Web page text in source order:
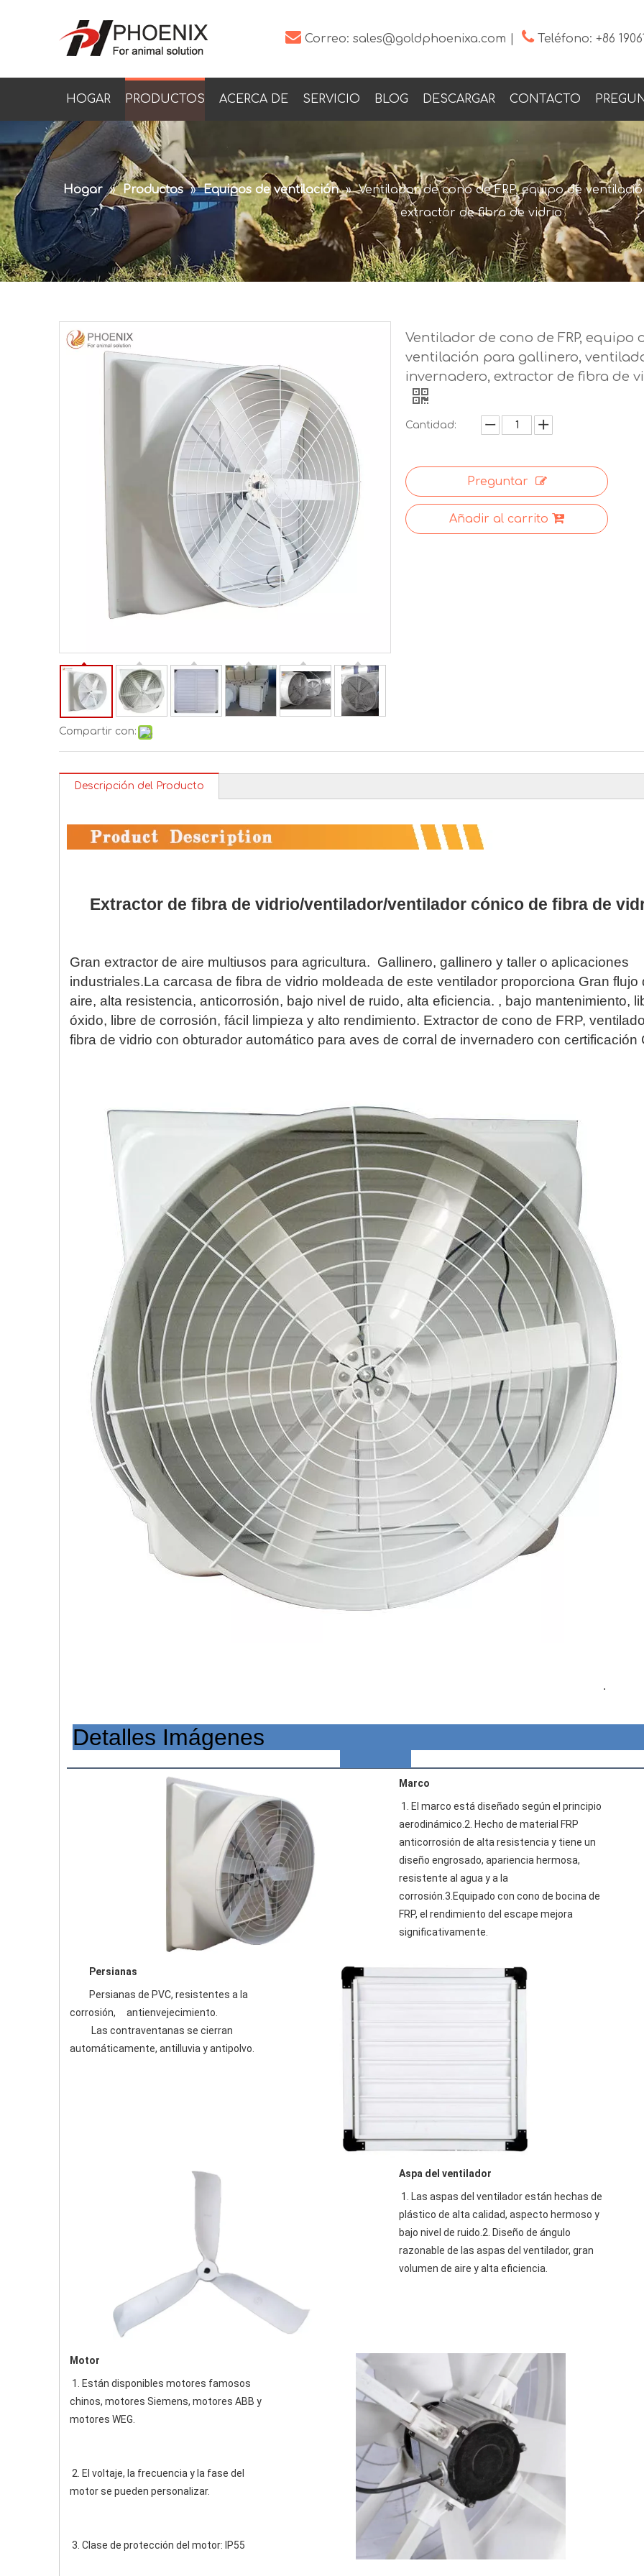
 Correo: sales@goldphoenixa.com  Teléfono: +86
HOGAR PRODUCTOS ACERCA DE SERVICIO BLOG DESCARGAR CONTACTO
Hogar » Productos » Equipos de ventilación » Ventilador de cono de FRP, equipo de
extractor de fibra de vidrio
Compartir con:
Ventilador de cono de FRP, equipo
ventilación para gallinero,
invernadero, extractor de fibra de
Cantidad:
Preguntar
Añadir al carrito
Descripción del Producto
Extractor de fibra de vidrio/ventilador/ventilador cónico de fibra de
Gran extractor de aire multiusos para agricultura. Gallinero, gallinero y taller o aplicaciones
industriales.La carcasa de fibra de vidrio moldeada de este ventilador proporciona Gran flujo
aire, alta resistencia, anticorrosión, bajo nivel de ruido, alta eficiencia. , bajo mantenimiento,
óxido, libre de corrosión, fácil limpieza y alto rendimiento. Extractor de cono de FRP,
fibra de vidrio con obturador automático para aves de corral de invernadero con certificación
.
Detalles
Marco
1. El marco está diseñado según el principio
aerodinámico.2. Hecho de material FRP
anticorrosión de alta resistencia y tiene un
diseño engrosado, apariencia hermosa,
resistente al agua y a la
corrosión.3.Equipado con cono de bocina de
FRP, el rendimiento del escape mejora
significativamente.
Persianas
Persianas de PVC, resistentes a la
corrosión,     antienvejecimiento.
Las contraventanas se cierran
automáticamente, antilluvia y antipolvo.
Aspa del ventilador
1. Las aspas del ventilador están hechas de
plástico de alta calidad, aspecto hermoso y
bajo nivel de ruido.2. Diseño de ángulo
razonable de las aspas del ventilador, gran
volumen de aire y alta eficiencia.
Motor
1. Están disponibles motores famosos
chinos, motores Siemens, motores ABB y
motores WEG.
2. El voltaje, la frecuencia y la fase del
motor se pueden personalizar.
3. Clase de protección del motor: IP55